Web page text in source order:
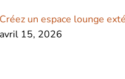
Créez un espace lounge
avril 15, 2026